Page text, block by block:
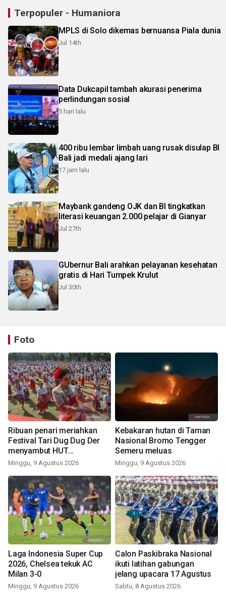
Terpopuler - Humaniora
MPLS di Solo dikemas bernuansa Piala dunia
Jul 14th
Data Dukcapil tambah akurasi penerima
perlindungan sosial
5 hari lalu
400 ribu lembar limbah uang rusak disulap BI
Bali jadi medali ajang lari
17 jam lalu
Maybank gandeng OJK dan BI tingkatkan
literasi keuangan 2.000 pelajar di Gianyar
Jul 27th
GUbernur Bali arahkan pelayanan kesehatan
gratis di Hari Tumpek Krulut
Jul 30th
Foto
Ribuan penari meriahkan
Festival Tari Dug Dug Der
menyambut HUT
Kemerdekaan
Minggu, 9 Agustus 2026
Kebakaran hutan di Taman
Nasional Bromo Tengger
Semeru meluas
Minggu, 9 Agustus 2026
Laga Indonesia Super Cup
2026, Chelsea tekuk AC
Milan 3-0
Minggu, 9 Agustus 2026
Calon Paskibraka Nasional
ikuti latihan gabungan
jelang upacara 17 Agustus
Sabtu, 8 Agustus 2026